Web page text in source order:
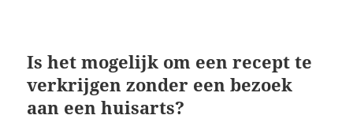
Is het mogelijk om een recept te
verkrijgen zonder een bezoek
aan een huisarts?